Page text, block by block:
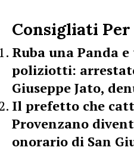
Consigliati Per
Ruba una Panda
poliziotti:
Giuseppe Jato,
Il prefetto che
Provenzano
onorario di San